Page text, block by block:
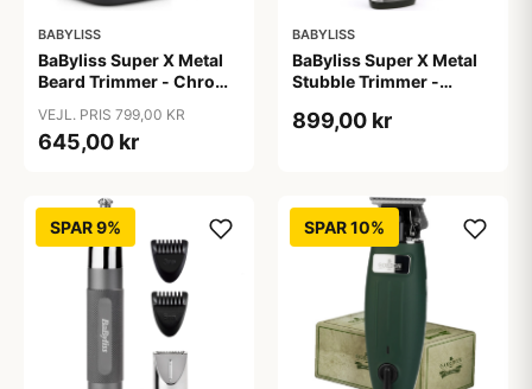
BABYLISS
BaByliss Super X Metal
Beard Trimmer - Chrome
VEJL. PRIS 799,00 KR
645,00 kr
BABYLISS
BaByliss Super X Metal
Stubble Trimmer -
899,00 kr
SPAR 9% SPAR 10%